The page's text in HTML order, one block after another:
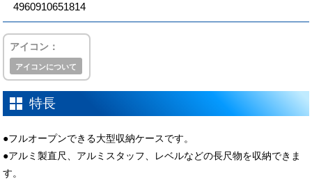
4960910651814
アイコン：
アイコンについて
特長
●フルオープンできる大型収納ケースです。
●アルミ製直尺、アルミスタッフ、レベルなどの長尺物を収納できま
す。